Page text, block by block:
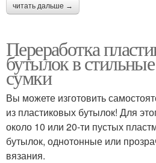
читать дальше →
Переработка
бутылок в
сумки
Вы можете изготовить
из пластиковых бутылок! Для
около 10 или 20-ти пустых
бутылок, однотонные или
вязания.